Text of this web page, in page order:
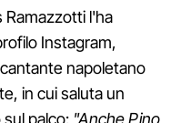
Ramazzotti l'ha
Instagram,
napoletano
in cui saluta un
palco: "Anche Pino